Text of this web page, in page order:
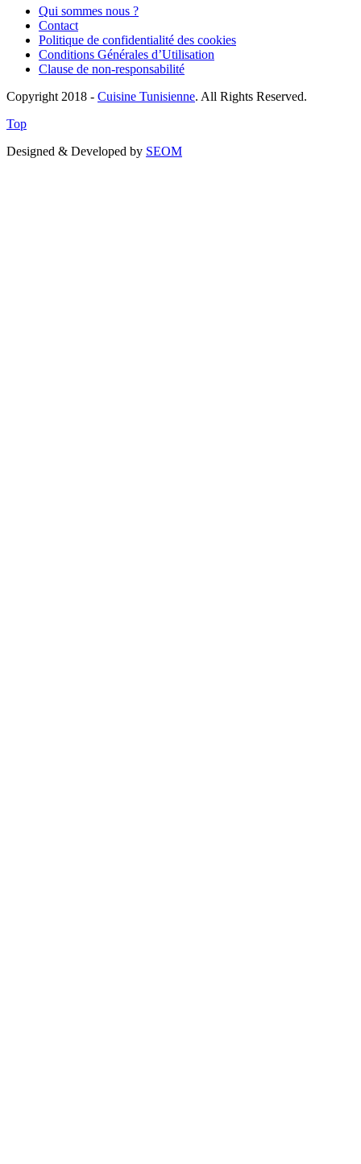
Qui sommes nous ?
Contact
Politique de confidentialité des cookies
Conditions Générales d’Utilisation
Clause de non-responsabilité
Copyright 2018 - Cuisine Tunisienne. All Rights Reserved.
Top
Designed & Developed by SEOM